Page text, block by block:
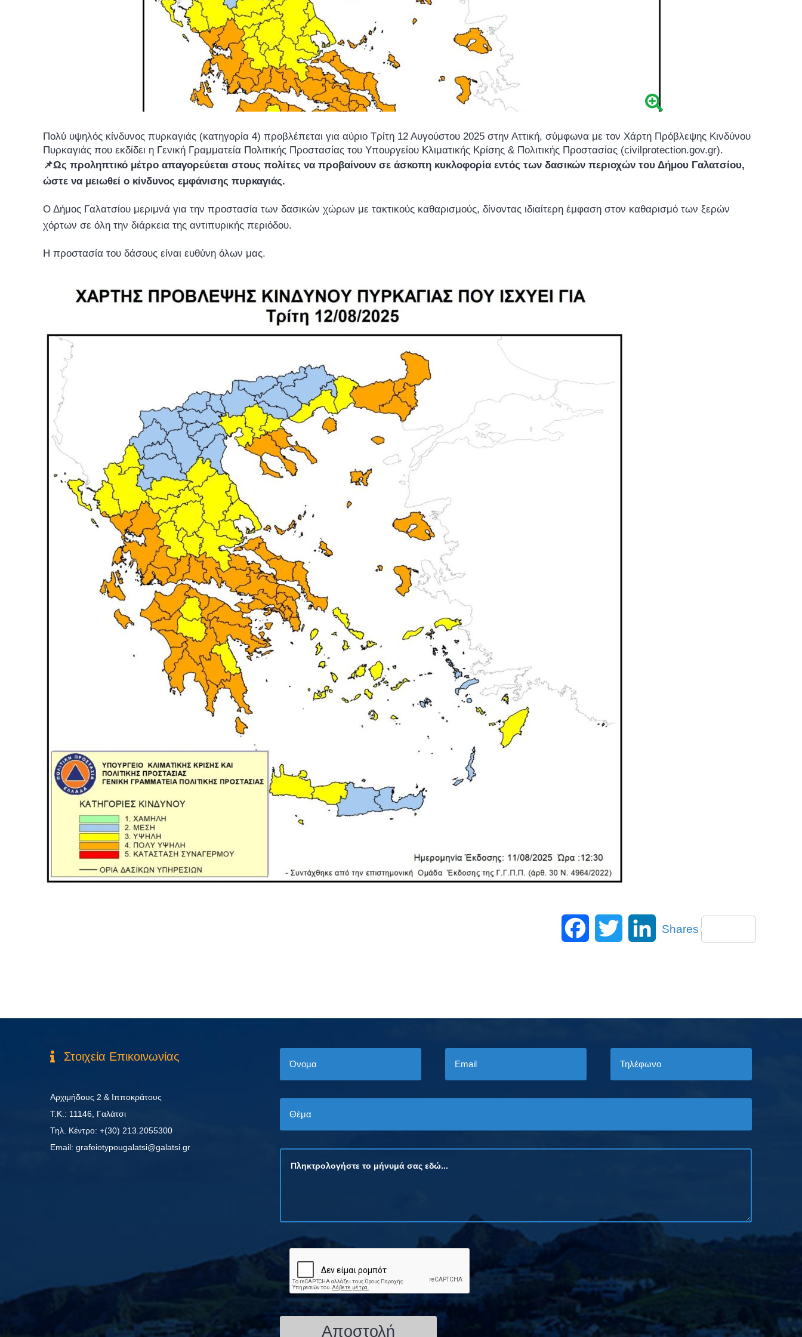
Πολύ υψηλός κίνδυνος πυρκαγιάς (κατηγορία 4) προβλέπεται για αύριο Τρίτη 12 Αυγούστου 2025 στην Αττική, σύμφωνα με τον Χάρτη Πρόβλεψης Κινδύνου
Πυρκαγιάς που εκδίδει η Γενική Γραμματεία Πολιτικής Προστασίας του Υπουργείου Κλιματικής Κρίσης & Πολιτικής Προστασίας (civilprotection.gov.gr).
📌Ως προληπτικό μέτρο απαγορεύεται στους πολίτες να προβαίνουν σε άσκοπη κυκλοφορία εντός των δασικών περιοχών του Δήμου Γαλατσίου,
ώστε να μειωθεί ο κίνδυνος εμφάνισης πυρκαγιάς.
Ο Δήμος Γαλατσίου μεριμνά για την προστασία των δασικών χώρων με τακτικούς καθαρισμούς, δίνοντας ιδιαίτερη έμφαση στον καθαρισμό των ξερών
χόρτων σε όλη την διάρκεια της αντιπυρικής περιόδου.
Η προστασία του δάσους είναι ευθύνη όλων μας.
FacebookTwitter
Shares
Στοιχεία Επικοινωνίας
Αρχιμήδους 2 & Ιπποκράτους
Τ.Κ.: 11146, Γαλάτσι
Τηλ. Κέντρο: +(30) 213.2055300
Εmail: grafeiotypougalatsi@galatsi.gr